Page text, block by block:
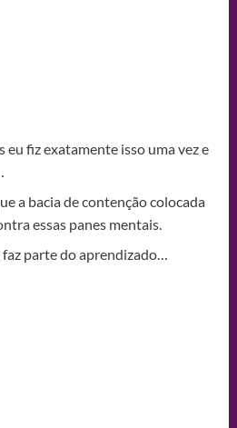
fiz exatamente isso uma vez e
a bacia de contenção colocada
essas panes mentais.
faz parte do aprendizado…